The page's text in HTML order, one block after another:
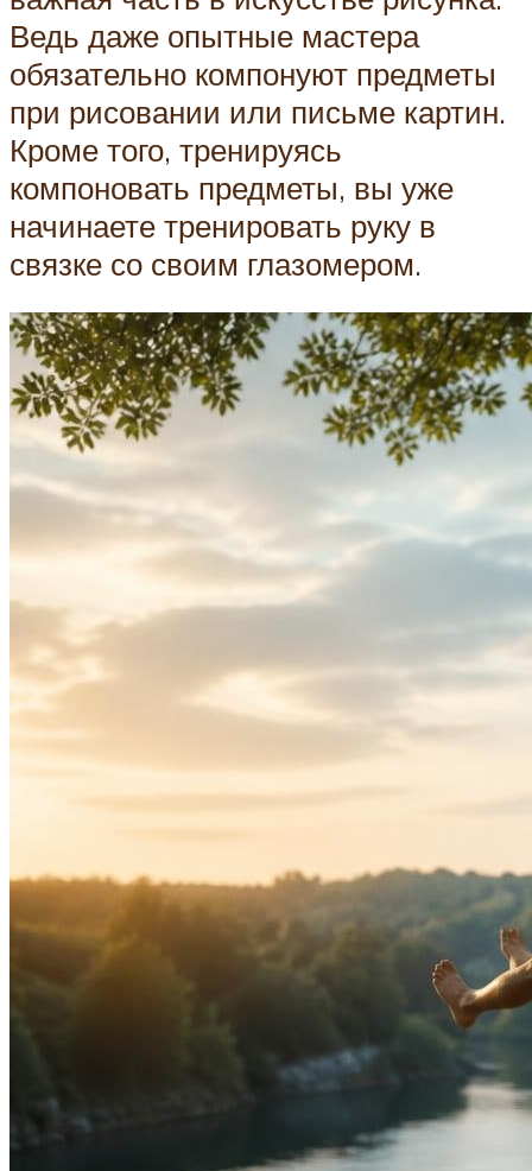
Ведь даже опытные мастера
обязательно компонуют предметы
при рисовании или письме картин.
Кроме того, тренируясь
компоновать предметы, вы уже
начинаете тренировать руку в
связке со своим глазомером.